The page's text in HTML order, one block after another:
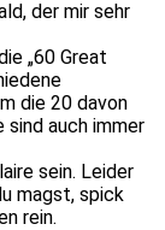
der mir sehr
„60 Great
die 20 davon
sind auch immer
sein. Leider
magst, spick
rein.